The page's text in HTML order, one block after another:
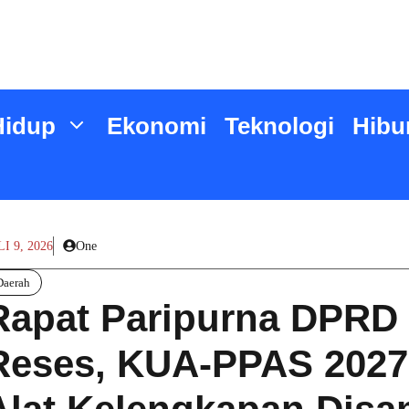
Ekonomi Teknologi
9, 2026 One
Paripurna
KUA-PPAS